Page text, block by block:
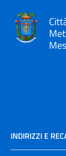
INDIRIZZI E